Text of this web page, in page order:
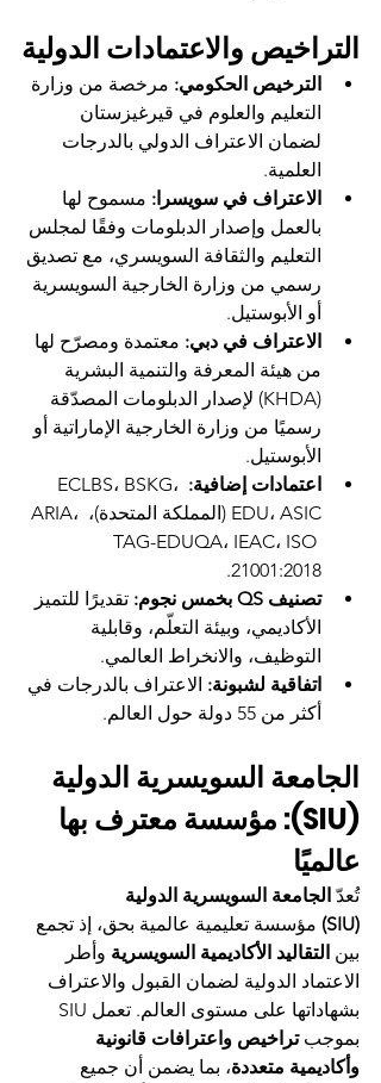
التراخيص والاعتمادات الدولية
الترخيص الحكومي: مرخصة من وزارة
التعليم والعلوم في قيرغيزستان
لضمان الاعتراف الدولي بالدرجات
العلمية.
الاعتراف في سويسرا: مسموح لها
بالعمل وإصدار الدبلومات وفقًا لمجلس
التعليم والثقافة السويسري، مع تصديق
رسمي من وزارة الخارجية السويسرية
أو الأبوستيل.
الاعتراف في دبي: معتمدة ومصرّح لها
من هيئة المعرفة والتنمية البشرية
(KHDA) لإصدار الدبلومات المصدّقة
رسميًا من وزارة الخارجية الإماراتية أو
الأبوستيل.
اعتمادات إضافية: ECLBS، BSKG،
EDU، ASIC (المملكة المتحدة)، ARIA،
TAG-EDUQA، IEAC، ISO
21001:2018.
تصنيف QS بخمس نجوم:
تقديرًا للتميز
الأكاديمي، وبيئة التعلّم، وقابلية
التوظيف، والانخراط العالمي.
اتفاقية لشبونة: الاعتراف بالدرجات في
أكثر من 55 دولة حول العالم.
الجامعة السويسرية الدولية
(SIU): مؤسسة معترف بها
عالميًا
تُعدّ الجامعة السويسرية الدولية
(SIU)
مؤسسة تعليمية عالمية بحق، إذ تجمع
بين التقاليد الأكاديمية السويسرية وأطر
الاعتماد الدولية لضمان القبول والاعتراف
بموجب تراخيص واعترافات قانونية
وأكاديمية متعددة، بما يضمن أن جميع